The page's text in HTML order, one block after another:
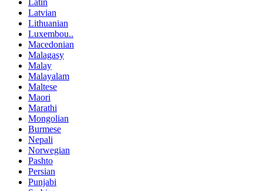
Latvian
Lithuanian
Luxembou..
Macedonian
Malagasy
Malay
Malayalam
Maltese
Maori
Marathi
Mongolian
Burmese
Nepali
Norwegian
Pashto
Persian
Punjabi